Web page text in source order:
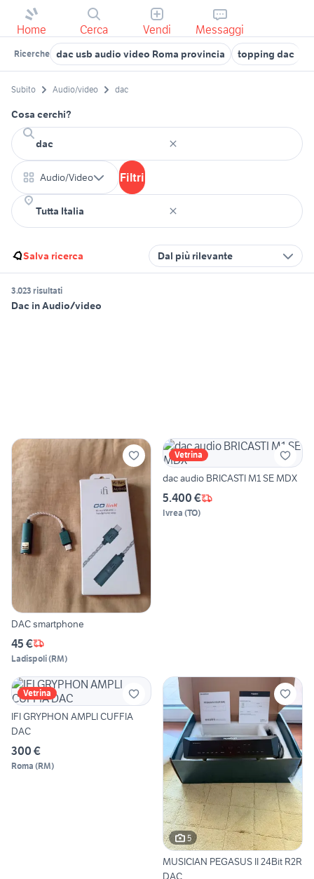
Home Cerca Vendi Messaggi
Ricerche dac usb audio video Roma provincia topping dac
Subito Audio/video dac
Cosa cerchi?
Audio/Video Filtri
Salva ricerca Dal più rilevante
3.023 risultati
Dac in Audio/video
DAC smartphone
45 €
Ladispoli(RM)
Vetrina
dac audio BRICASTI M1 SE MDX
5.400 €
Ivrea (TO)
Vetrina
IFI GRYPHON AMPLI CUFFIA
DAC
300 €
Roma (RM)
5
MUSICIAN PEGASUS II 24Bit R2R
DAC